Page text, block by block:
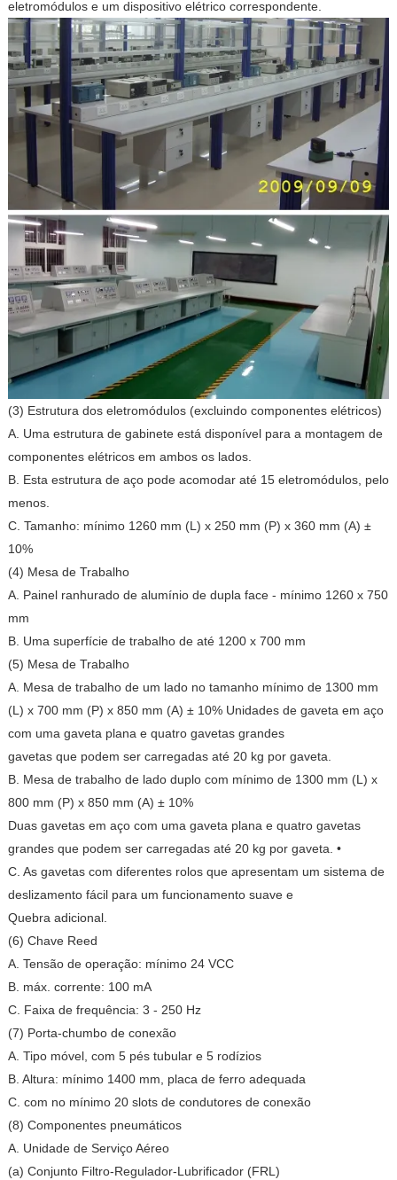
eletromódulos e um dispositivo elétrico correspondente.
(3) Estrutura dos eletromódulos (excluindo componentes elétricos)
A. Uma estrutura de gabinete está disponível para a montagem de
componentes elétricos em ambos os lados.
B. Esta estrutura de aço pode acomodar até 15 eletromódulos, pelo
menos.
C. Tamanho: mínimo 1260 mm (L) x 250 mm (P) x 360 mm (A) ±
10%
(4) Mesa de Trabalho
A. Painel ranhurado de alumínio de dupla face - mínimo 1260 x 750
mm
B. Uma superfície de trabalho de até 1200 x 700 mm
(5) Mesa de Trabalho
A. Mesa de trabalho de um lado no tamanho mínimo de 1300 mm
(L) x 700 mm (P) x 850 mm (A) ± 10% Unidades de gaveta em aço
com uma gaveta plana e quatro gavetas grandes
gavetas que podem ser carregadas até 20 kg por gaveta.
B. Mesa de trabalho de lado duplo com mínimo de 1300 mm (L) x
800 mm (P) x 850 mm (A) ± 10%
Duas gavetas em aço com uma gaveta plana e quatro gavetas
grandes que podem ser carregadas até 20 kg por gaveta. •
C. As gavetas com diferentes rolos que apresentam um sistema de
deslizamento fácil para um funcionamento suave e
Quebra adicional.
(6) Chave Reed
A. Tensão de operação: mínimo 24 VCC
B. máx. corrente: 100 mA
C. Faixa de frequência: 3 - 250 Hz
(7) Porta-chumbo de conexão
A. Tipo móvel, com 5 pés tubular e 5 rodízios
B. Altura: mínimo 1400 mm, placa de ferro adequada
C. com no mínimo 20 slots de condutores de conexão
(8) Componentes pneumáticos
A. Unidade de Serviço Aéreo
(a) Conjunto Filtro-Regulador-Lubrificador (FRL)